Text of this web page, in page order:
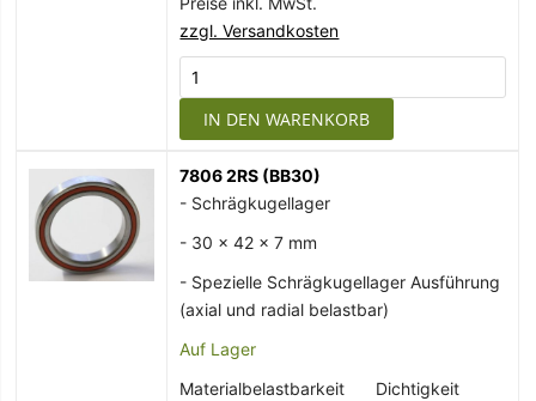
zzgl. Versandkosten
IN DEN WARENKORB
7806 2RS (BB30)
- Schrägkugellager
- 30 x 42 x 7 mm
- Spezielle Schrägkugellager Ausführung
(axial und radial belastbar)
Auf Lager
Materialbelastbarkeit
Dichtigkeit